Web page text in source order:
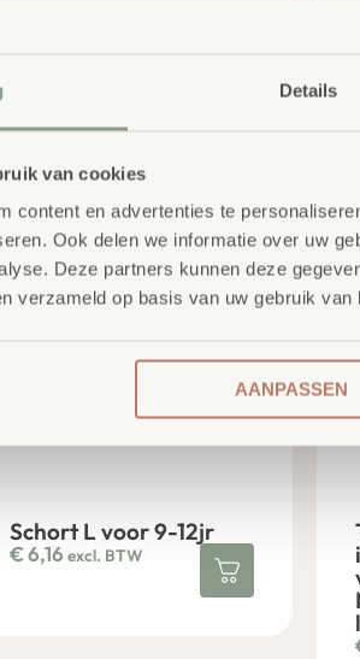
Details
van cookies
content en advertenties te
Ook delen we informatie over uw
Deze partners kunnen deze
verzameld op basis van uw gebruik van
AANPASSEN
Schort L voor 9-12jr
€6,16 excl. BTW